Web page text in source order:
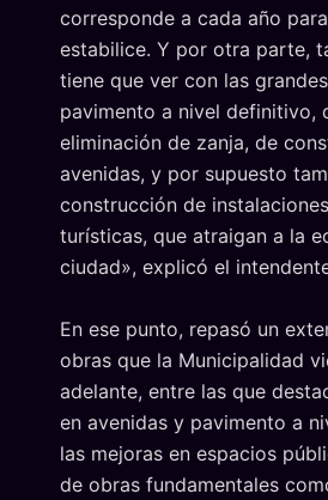
corresponde a cada año
estabilice. Y por otra parte,
tiene que ver con las
pavimento a nivel definitivo,
eliminación de zanja, de
avenidas, y por supuesto
construcción de
turísticas, que atraigan a la
ciudad», explicó el
En ese punto, repasó un
obras que la Municipalidad
adelante, entre las que
en avenidas y pavimento a
las mejoras en espacios
de obras fundamentales